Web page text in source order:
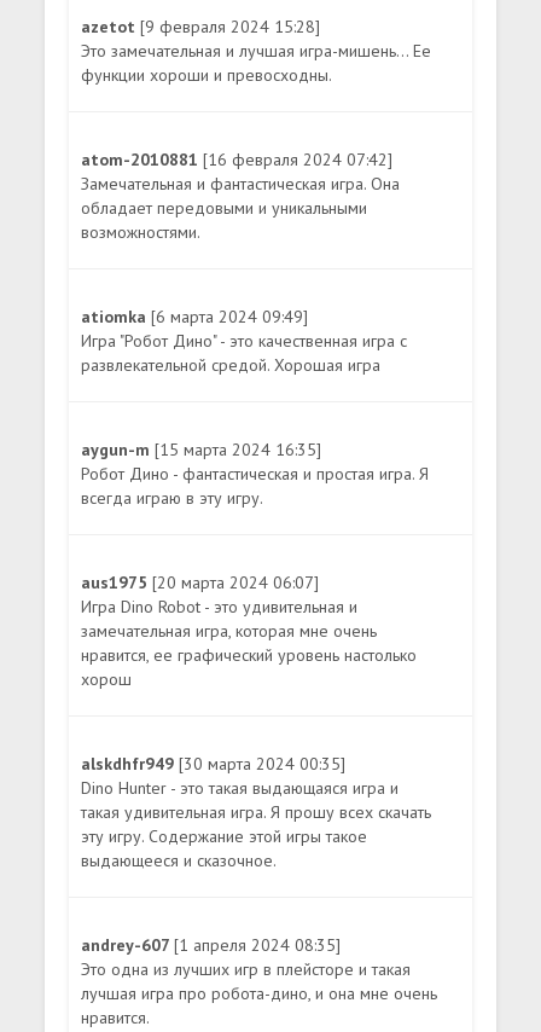
azetot[9 февраля 2024 15:28]
Это замечательная и лучшая игра-мишень... Ее
функции хороши и превосходны.
atom-2010881[16 февраля 2024 07:42]
Замечательная и фантастическая игра. Она
обладает передовыми и уникальными
возможностями.
atiomka[6 марта 2024 09:49]
Игра "Робот Дино" - это качественная игра с
развлекательной средой. Хорошая игра
aygun-m[15 марта 2024 16:35]
Робот Дино - фантастическая и простая игра. Я
всегда играю в эту игру.
aus1975[20 марта 2024 06:07]
Игра Dino Robot - это удивительная и
замечательная игра, которая мне очень
нравится, ее графический уровень настолько
хорош
alskdhfr949[30 марта 2024 00:35]
Dino Hunter - это такая выдающаяся игра и
такая удивительная игра. Я прошу всех скачать
эту игру. Содержание этой игры такое
выдающееся и сказочное.
andrey-607[1 апреля 2024 08:35]
Это одна из лучших игр в плейсторе и такая
лучшая игра про робота-дино, и она мне очень
нравится.